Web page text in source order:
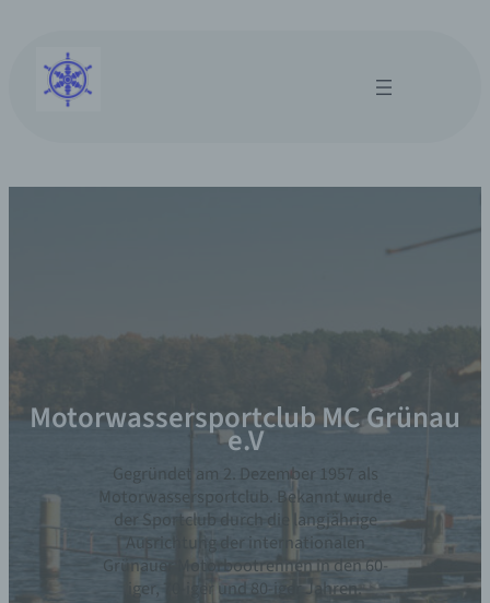
Motorwassersportclub MC Grünau
e.V
Gegründet am 2. Dezember 1957 als
Motorwassersportclub. Bekannt wurde
der Sportclub durch die langjährige
Ausrichtung der internationalen
Grünauer Motorbootrennen in den 60-
iger, 70-iger und 80-iger Jahren.